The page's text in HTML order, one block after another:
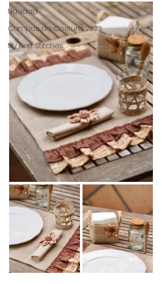
Navidad
Campus de Costura 2023
My First Stitches